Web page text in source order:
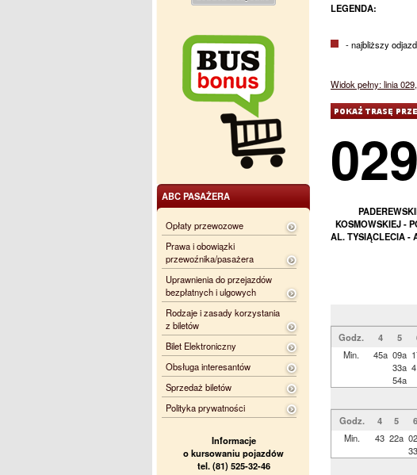
LEGENDA:
- najbliższy odjazd
Widok pełny: linia
029
KOSMOWSKIEJ -
AL. TYSIĄCLECIA -
Godz.
4 5
Min.
45a 09a
33a
54a
Godz.
4 5 6
Min.
43 22a
ABC PASAŻERA
Opłaty przewozowe
Prawa i obowiązki
przewoźnika/pasażera
Uprawnienia do przejazdów
bezpłatnych i ulgowych
Rodzaje i zasady korzystania
z biletów
Bilet Elektroniczny
Obsługa interesantów
Sprzedaż biletów
Polityka prywatności
Informacje
o kursowaniu pojazdów
tel. (81) 525-32-46